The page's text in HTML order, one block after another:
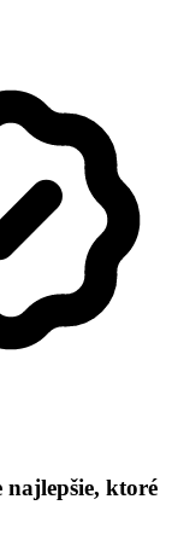
ktoré